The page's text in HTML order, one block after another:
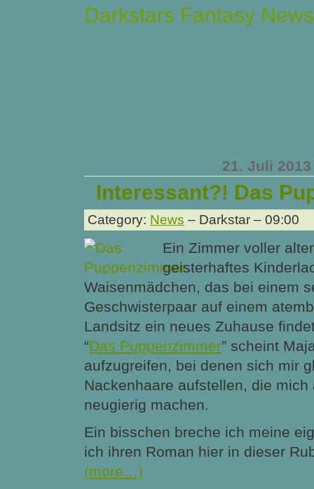
Darkstars Fantasy News
21. Juli 2013
Interessant?! Das
Category: News – Darkstar – 09:00
Ein Zimmer voller
geisterhaftes
Waisenmädchen, das bei einem
Geschwisterpaar auf einem
Landsitz ein neues Zuhause
“Das Puppenzimmer” scheint
aufzugreifen, bei denen sich mir
Nackenhaare aufstellen, die mich
neugierig machen.
Ein bisschen breche ich meine
ich ihren Roman hier in dieser
(more…)